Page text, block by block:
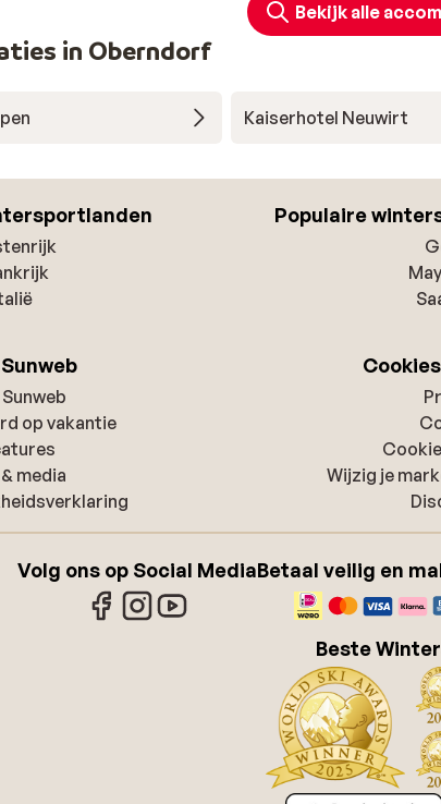
Bekijk alle
in Oberndorf
Kaiserhotel Neuwirt
Populaire
op vakantie
media
Wijzig je
Volg ons op Social MediaBetaal veilig en
Beste